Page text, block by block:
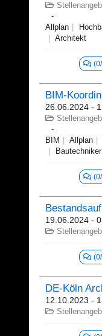
Allplan
Architekt
BIM-
26.06.2024 -
BIM Allplan
Bautechniker
19.06.2024 -
DE-Köln
12.10.2023 -